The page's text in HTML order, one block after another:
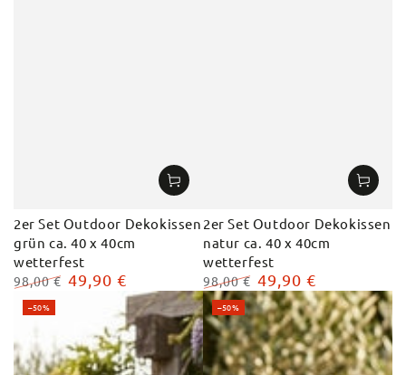
2er Set Outdoor Dekokissen
grün ca. 40 x 40cm
wetterfest
Regulärer
Preis
98,00 €
Verkaufspreis
49,90 €
2er Set Outdoor Dekokissen
natur ca. 40 x 40cm
wetterfest
Regulärer
Preis
98,00 €
Verkaufspreis
49,90 €
–50% –50%